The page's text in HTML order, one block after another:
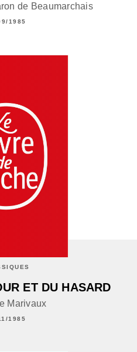
de Beaumarchais
1985
ET DU HASARD
Marivaux
1985